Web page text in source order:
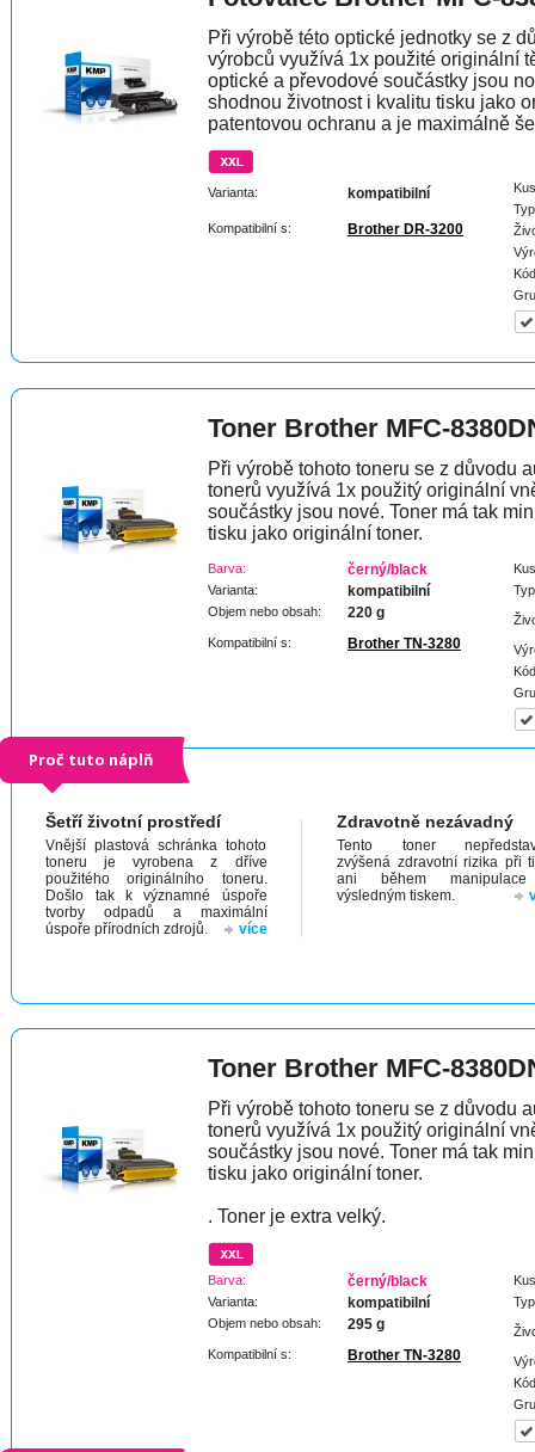
Při výrobě této optické jednotky se z
výrobců využívá 1x použité originální
optické a převodové součástky jsou
shodnou životnost i kvalitu tisku jako
patentovou ochranu a je maximálně
Varianta: kompatibilní
Kompatibilní s: Brother DR-3200
Toner Brother MFC-
Při výrobě tohoto toneru se z důvodu
tonerů využívá 1x použitý originální
součástky jsou nové. Toner má tak
tisku jako originální toner.
Barva: černý/black
Varianta: kompatibilní
Objem nebo obsah: 220 g
Kompatibilní s: Brother TN-3280
Proč tuto náplň
Šetří životní prostředí
Vnější plastová schránka tohoto
toneru je vyrobena z dříve
použitého originálního toneru.
Došlo tak k významné úspoře
tvorby odpadů a maximální
úspoře přírodních zdrojů.
více
Zdravotně nezávadný
Tento toner
zvýšená zdravotní rizika při
ani během
výsledným tiskem.
Toner Brother MFC-
Při výrobě tohoto toneru se z důvodu
tonerů využívá 1x použitý originální
součástky jsou nové. Toner má tak
tisku jako originální toner.
. Toner je extra velký.
Barva: černý/black
Varianta: kompatibilní
Objem nebo obsah: 295 g
Kompatibilní s: Brother TN-3280